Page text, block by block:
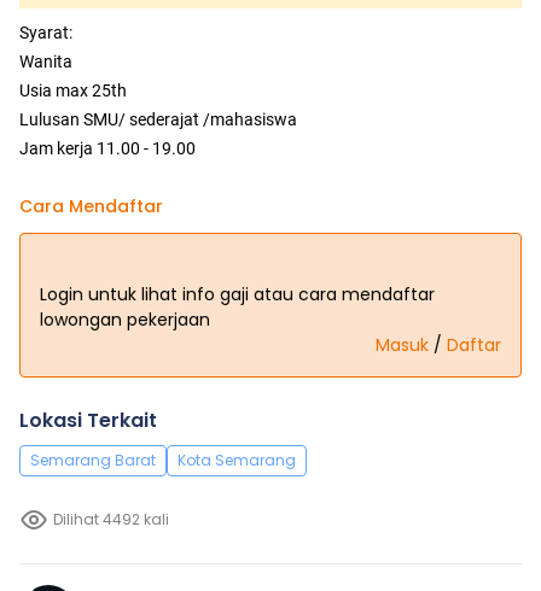
Syarat:
Wanita
Usia max 25th
Lulusan SMU/ sederajat /mahasiswa
Jam kerja 11.00 - 19.00
Cara Mendaftar
Login untuk lihat info gaji atau cara mendaftar
lowongan pekerjaan
Masuk / Daftar
Lokasi Terkait
Semarang Barat Kota Semarang
Dilihat 4492 kali